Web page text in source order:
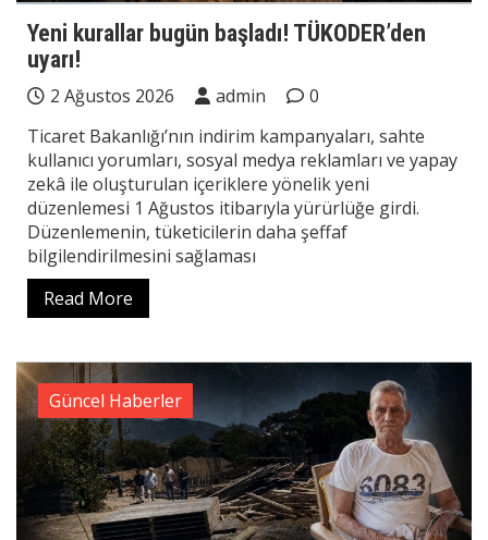
Yeni kurallar bugün başladı! TÜKODER’den
uyarı!
2 Ağustos 2026 admin
0
Ticaret Bakanlığı’nın indirim kampanyaları, sahte
kullanıcı yorumları, sosyal medya reklamları ve yapay
zekâ ile oluşturulan içeriklere yönelik yeni
düzenlemesi 1 Ağustos itibarıyla yürürlüğe girdi.
Düzenlemenin, tüketicilerin daha şeffaf
bilgilendirilmesini sağlaması
Read More
Güncel Haberler